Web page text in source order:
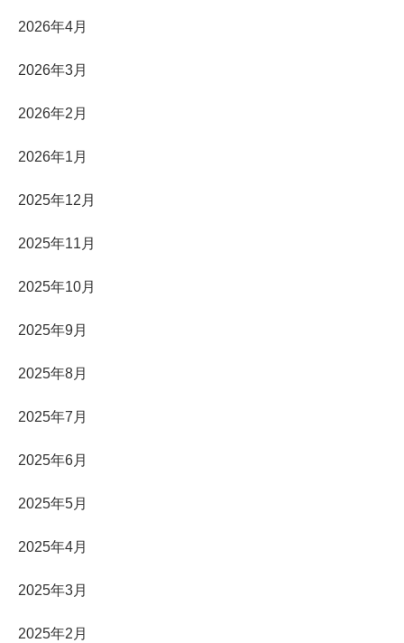
2026年4月
2026年3月
2026年2月
2026年1月
2025年12月
2025年11月
2025年10月
2025年9月
2025年8月
2025年7月
2025年6月
2025年5月
2025年4月
2025年3月
2025年2月